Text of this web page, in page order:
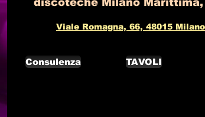
discoteche Milano
Viale Romagna, 66, 48015
TAVOLI
Consulenza